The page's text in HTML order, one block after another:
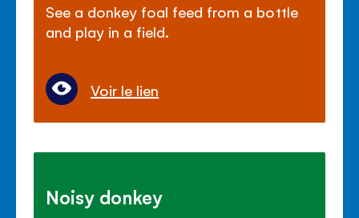
See a donkey foal feed from a bottle
and play in a field.
Voir le lien
Noisy donkey